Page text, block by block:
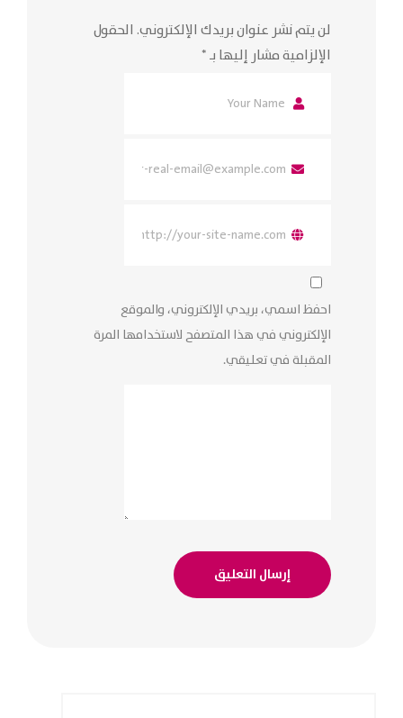
لن يتم نشر عنوان بريدك الإلكتروني. الحقول
الإلزامية مشار إليها بـ*
احفظ اسمي، بريدي الإلكتروني، والموقع
الإلكتروني في هذا المتصفح لاستخدامها المرة
المقبلة في تعليقي.